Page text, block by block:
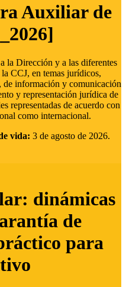
Auxiliar de
la Dirección y a las diferentes
CCJ, en temas jurídicos,
de información y comunicación
y representación jurídica de
representadas de acuerdo con
como internacional.
vida: 3 de agosto de 2026.
dinámicas
de
para